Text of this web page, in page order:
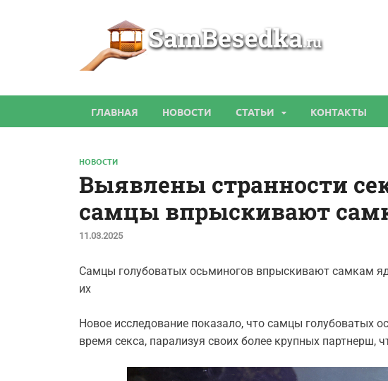
ГЛАВНАЯ НОВОСТИ СТАТЬИ КОНТАКТЫ
НОВОСТИ
Выявлены странности
самцы впрыскивают
11.03.2025
Самцы голубоватых осьминогов впрыскивают самкам
их
Новое исследование показало, что самцы голубоватых
время секса, парализуя своих более крупных партнерш,